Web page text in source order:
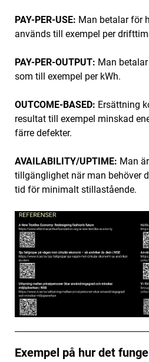
PAY-PER-USE: Man betalar för
används till exempel per
PAY-PER-OUTPUT: Man
som till exempel per kWh.
OUTCOME-BASED: Ersättning
resultat till exempel minskad
färre defekter.
AVAILABILITY/UPTIME: Man
tillgänglighet när man behöver
tid för minimalt stillastående.
Exempel på hur det